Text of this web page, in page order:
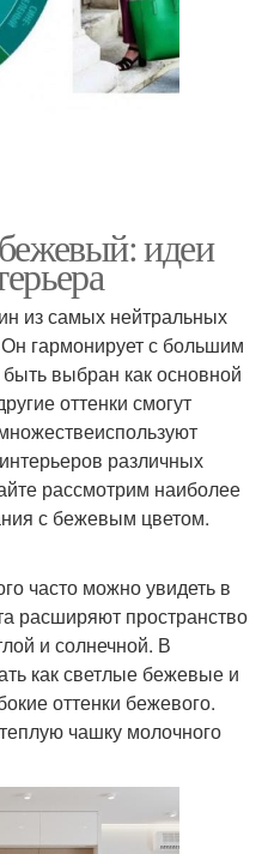
идеи
из самых нейтральных
гармонирует с большим
выбран как основной
оттенки смогут
различных
рассмотрим наиболее
с бежевым цветом.
часто можно увидеть в
расширяют пространство
и солнечной. В
как светлые бежевые и
оттенки бежевого.
чашку молочного